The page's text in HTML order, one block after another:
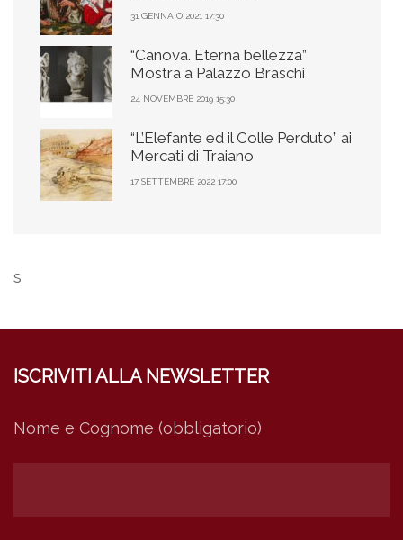
31 GENNAIO 2021 17:30
“Canova. Eterna bellezza”
Mostra a Palazzo Braschi
24 NOVEMBRE 2019 15:30
“L’Elefante ed il Colle Perduto” ai
Mercati di Traiano
17 SETTEMBRE 2022 17:00
s
ISCRIVITI ALLA NEWSLETTER
Nome e Cognome (obbligatorio)